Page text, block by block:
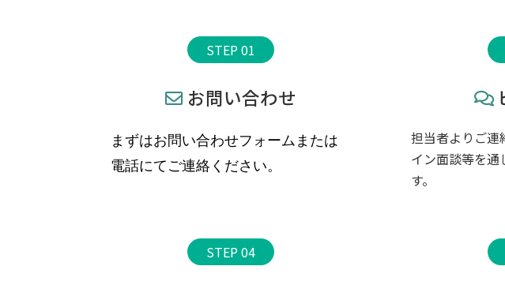
STEP 01
お問い合わせ
まずはお問い合わせフォームまたは
電話にてご連絡ください。
担当者よりご連
イン面談等を通
す。
STEP 04